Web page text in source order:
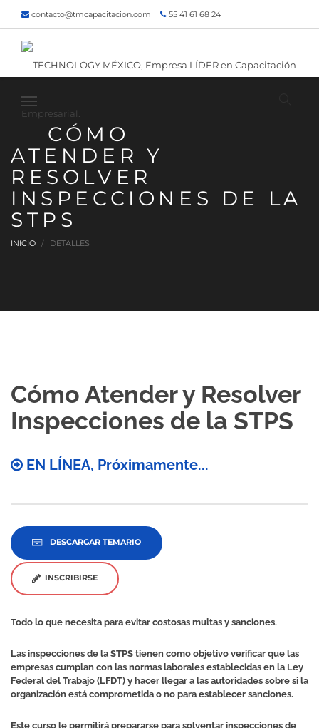
contacto@tmcapacitacion.com 55 41 61 68 24
55 47 60 80 49
Inicio ¿Quiénes somos? Contacto
¡Siguenos!
CÓMO
ATENDER Y
RESOLVER
INSPECCIONES DE LA
STPS
INICIO DETALLES
Cómo Atender y Resolver
Inspecciones de la STPS
EN LÍNEA, Próximamente...
DESCARGAR TEMARIO
INSCRIBIRSE
Todo lo que necesita para evitar costosas multas y sanciones.
Las inspecciones de la STPS tienen como objetivo verificar que las
empresas cumplan con las normas laborales establecidas en la Ley
Federal del Trabajo (LFDT) y hacer llegar a las autoridades sobre si la
organización está comprometida o no para establecer sanciones.
Este curso le permitirá prepararse para solventar inspecciones de